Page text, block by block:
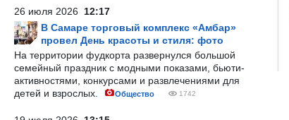
26 июля 2026 12:17
В Самаре торговый комплекс «Амбар»
провел День красоты и стиля: фото
На территории фудкорта развернулся большой
семейный праздник с модными показами, бьюти-
активностями, конкурсами и развлечениями для
детей и взрослых.
Общество 1742